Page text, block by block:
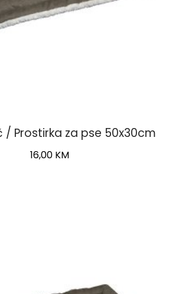
/ Prostirka za pse 50x30cm
16,00 KM